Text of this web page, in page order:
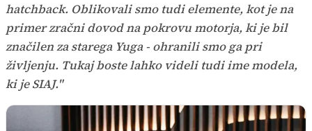
hatchback. Oblikovali smo tudi elemente, kot je na
primer zračni dovod na pokrovu motorja, ki je bil
značilen za starega Yuga - ohranili smo ga pri
življenju. Tukaj boste lahko videli tudi ime modela,
ki je SIAJ."